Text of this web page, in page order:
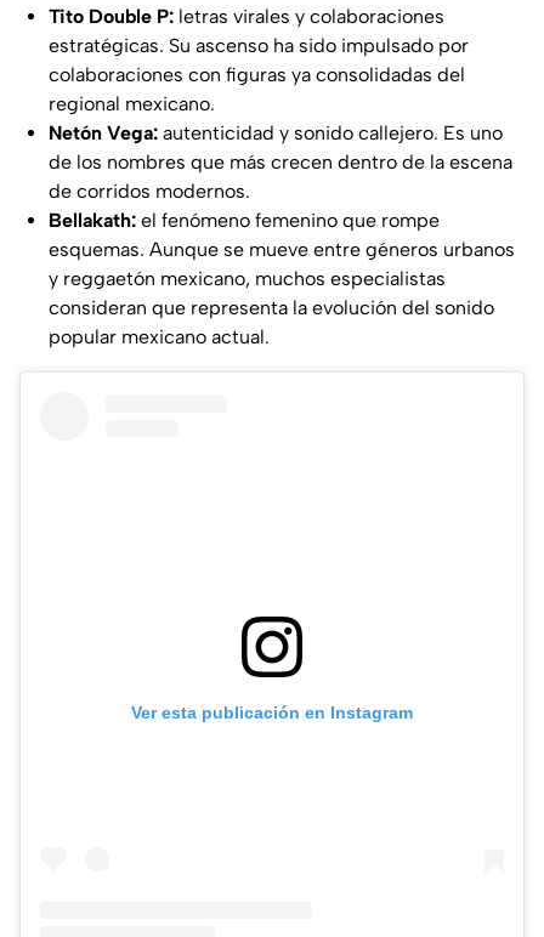
Tito Double P: letras virales y colaboraciones
estratégicas. Su ascenso ha sido impulsado por
colaboraciones con figuras ya consolidadas del
regional mexicano.
Netón Vega: autenticidad y sonido callejero. Es uno
de los nombres que más crecen dentro de la escena
de corridos modernos.
Bellakath: el fenómeno femenino que rompe
esquemas. Aunque se mueve entre géneros urbanos
y reggaetón mexicano, muchos especialistas
consideran que representa la evolución del sonido
popular mexicano actual.
Ver esta publicación en Instagram